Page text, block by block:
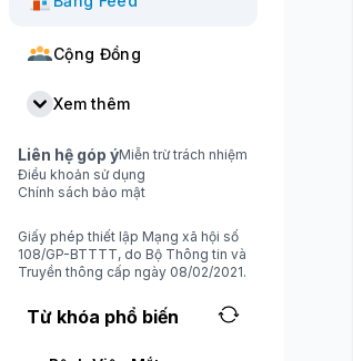
Cộng Đồng
Xem thêm
Liên hệ góp ýMiễn trừ trách nhiệm
Điều khoản sử dụng
Chính sách bảo mật
Giấy phép thiết lập Mạng xã hội số
108/GP-BTTTT, do Bộ Thông tin và
Truyền thông cấp ngày 08/02/2021.
Từ khóa phổ biến